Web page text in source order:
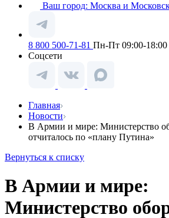
Ваш город: Москва и
8 800 500-71-81 Пн-Пт 09:00-18:00
Соцсети
Главная
Новости
В Армии и мире: Министерство
отчиталось по «плану Путина»
Вернуться к списку
В Армии и мире:
Министерство